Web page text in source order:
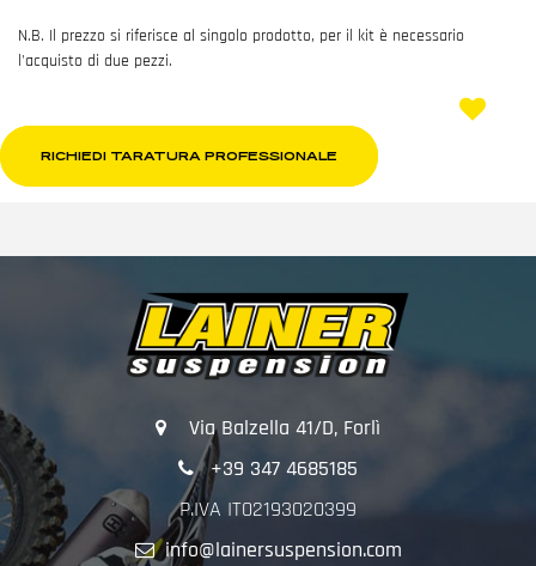
N.B. Il prezzo si riferisce al singolo prodotto, per il kit è necessario
l'acquisto di due pezzi.
RICHIEDI TARATURA PROFESSIONALE
Via Balzella 41/D, Forlì
+39 347 4685185
P.IVA IT02193020399
info@lainersuspension.com